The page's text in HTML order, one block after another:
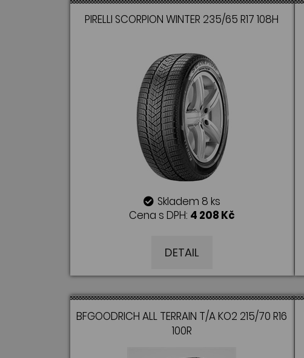
PIRELLI SCORPION WINTER 235/65 R17 108H
Skladem 8 ks
Cena s DPH: 4 208 Kč
DETAIL
BFGOODRICH ALL TERRAIN T/A KO2 215/70 R16
100R